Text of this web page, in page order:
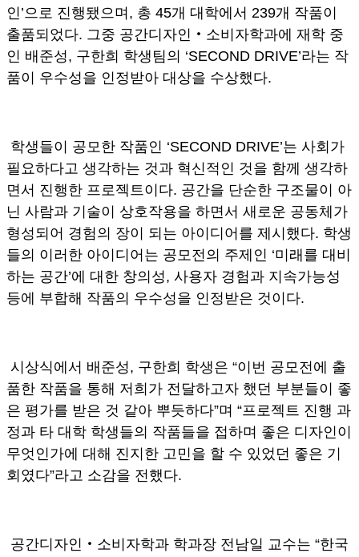
인’으로 진행됐으며, 총 45개 대학에서 239개 작품이
출품되었다. 그중 공간디자인‧소비자학과에 재학 중
인 배준성, 구한희 학생팀의 ‘SECOND DRIVE’라는 작
품이 우수성을 인정받아 대상을 수상했다.
학생들이 공모한 작품인 ‘SECOND DRIVE’는 사회가
필요하다고 생각하는 것과 혁신적인 것을 함께 생각하
면서 진행한 프로젝트이다. 공간을 단순한 구조물이 아
닌 사람과 기술이 상호작용을 하면서 새로운 공동체가
형성되어 경험의 장이 되는 아이디어를 제시했다. 학생
들의 이러한 아이디어는 공모전의 주제인 ‘미래를 대비
하는 공간’에 대한 창의성, 사용자 경험과 지속가능성
등에 부합해 작품의 우수성을 인정받은 것이다.
시상식에서 배준성, 구한희 학생은 “이번 공모전에 출
품한 작품을 통해 저희가 전달하고자 했던 부분들이 좋
은 평가를 받은 것 같아 뿌듯하다”며 “프로젝트 진행 과
정과 타 대학 학생들의 작품들을 접하며 좋은 디자인이
무엇인가에 대해 진지한 고민을 할 수 있었던 좋은 기
회였다”라고 소감을 전했다.
공간디자인‧소비자학과 학과장 전남일 교수는 “한국